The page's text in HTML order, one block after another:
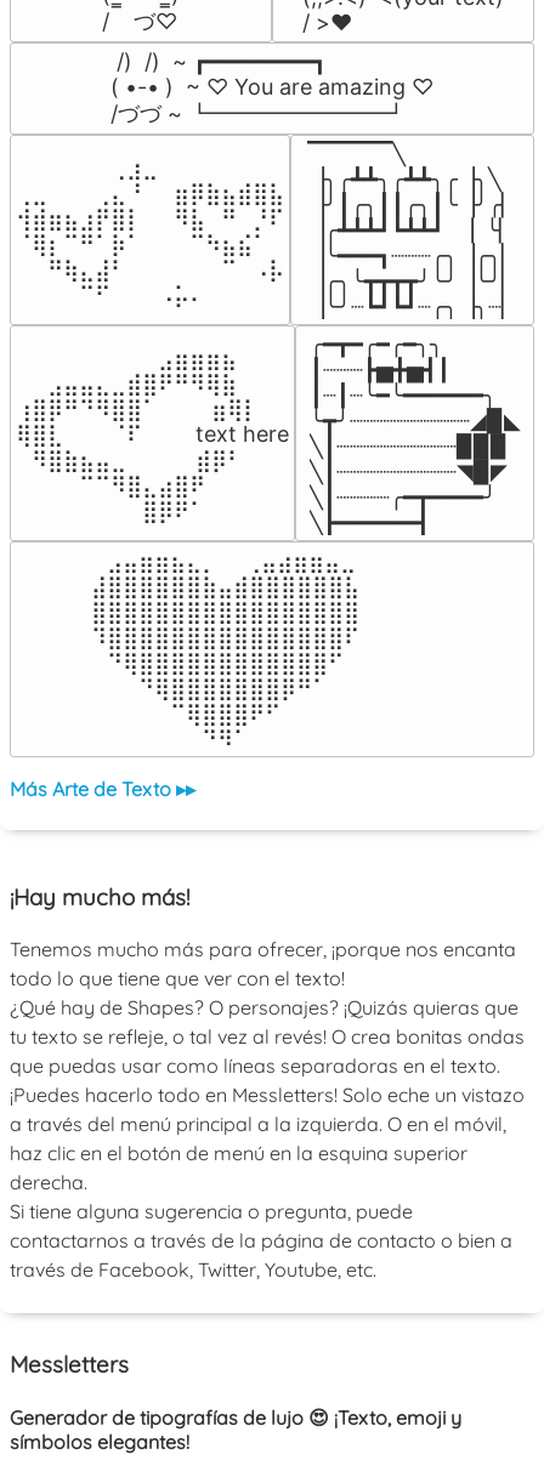
/    づ♡
/ >❤️
/)  /)  ~ ┏━━━━━━━━┓
( •-• )  ~ ♡ You are amazing ♡
/づづ ~ ┗━━━━━━━━┛
⠀⠀⠀⠀⠀⠀⢀⣰⣀⠀⠀⠀⠀⠀⠀⠀⠀
⢀⣀⠀⠀⠀⢀⣄⠘⠀⠀⣶⡿⣷⣦⣾⣿⣧
⢺⣾⣶⣦⣰⡟⣿⡇⠀⠀⠻⣧⠀⠛⠀⡘⠏
⠈⢿⡆⠉⠛⠁⡷⠁⠀⠀⠀⠉⠳⣦⣮⠁⠀
⠀⠀⠛⢷⣄⣼⠃⠀⠀⠀⠀⠀⠀⠉⠀⠠⡧
⠀⠀⠀⠀⠉⠋⠀⠀⠀⠠⡥⠄⠀⠀⠀⠀⠀
▔▔▔▔▔╲
▕╮╭┻┻╮╭┻┻╮╭▕╮╲
▕╯┃╭╮┃┃╭╮┃╰▕╯╭▏
▕╭┻┻┻┛┗┻┻┛  ▕  ╰▏
▕╰━━━┓┈┈┈╭╮▕╭╮▏
▕╭╮╰┳┳┳┳╯╰╯▕╰╯▏
▕╰╯┈┗┛┗┛┈╭╮▕╮┈▏
⠀⠀⠀⠀⠀⠀⠀⠀⠀⣠⣶⣶⣶⣦⠀⠀
⠀⠀⣠⣤⣤⣄⣀⣾⣿⠟⠛⠻⢿⣷⠀
⢰⣿⡿⠛⠙⠻⣿⣿⠁⠀⠀ ⠀⣶⢿⡇
⢿⣿⣇⠀⠀⠀⠈⠏⠀⠀⠀ text here
⠀⠻⣿⣷⣦⣤⣀⠀⠀⠀ ⠀⣾⡿⠃⠀
⠀⠀⠀⠀⠉⠉⠻⣿⣄⣴⣿⠟⠀⠀⠀
⠀⠀⠀⠀⠀⠀⠀⠀⣿⡿⠟⠁⠀⠀⠀
╭━┳━╭━╭━╮╮
┃┈┈┈┣▅╋▅┫┃
┃┈┃┈╰━╰━━━━━━╮
╰┳╯┈┈┈┈┈┈┈┈┈◢▉◣
╲┃┈┈┈┈┈┈┈┈┈▉▉▉
╲┃┈┈┈┈┈┈┈┈┈◥▉◤
╲┃┈┈┈┈╭━┳━━━━╯
╲┣━━━━━━┫﻿
⠀⣠⣤⣶⣶⣦⣄⡀  ⠀⢀⣤⣴⣶⣶⣤⣀⠀
⣼⣿⣿⣿⣿⣿⣿⣷⣤⣾⣿⣿⣿⣿⣿⣿⣧
⣿⣿⣿⣿⣿⣿⣿⣿⣿⣿⣿⣿⣿⣿⣿⣿⣿
⠹⣿⣿⣿⣿⣿⣿⣿⣿⣿⣿⣿⣿⣿⣿⣿⠏
⠀⠙⢿⣿⣿⣿⣿⣿⣿⣿⣿⣿⣿⣿⣿⠋⠀
⠀⠀⠀⠙⢿⣿⣿⣿⣿⣿⣿⣿⡿⠛⠁⠀⠀
⠀⠀⠀⠀⠀⠉⢿⣿⣿⣿⠟⠋⠀⠀⠀⠀⠀
⠀⠀⠀⠀⠀⠀⠀⠙⠻⠁⠀⠀⠀⠀⠀⠀⠀⠀⠀⠀⠀⠀⠀
Más Arte de Texto ▸▸
¡Hay mucho más!
Tenemos mucho más para ofrecer, ¡porque nos encanta
todo lo que tiene que ver con el texto!
¿Qué hay de Shapes? O personajes? ¡Quizás quieras que
tu texto se refleje, o tal vez al revés! O crea bonitas ondas
que puedas usar como líneas separadoras en el texto.
¡Puedes hacerlo todo en Messletters! Solo eche un vistazo
a través del menú principal a la izquierda. O en el móvil,
haz clic en el botón de menú en la esquina superior
derecha.
Si tiene alguna sugerencia o pregunta, puede
contactarnos a través de la página de contacto o bien a
través de Facebook, Twitter, Youtube, etc.
Messletters
Generador de tipografías de lujo 😍 ¡Texto, emoji y
símbolos elegantes!